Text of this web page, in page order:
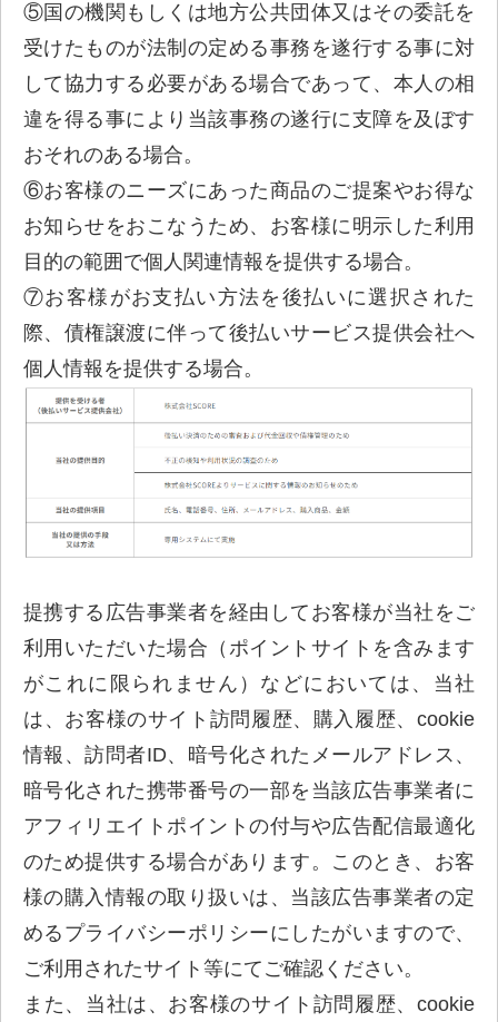
⑤国の機関もしくは地方公共団体又はその委託を
受けたものが法制の定める事務を遂行する事に対
して協力する必要がある場合であって、本人の相
違を得る事により当該事務の遂行に支障を及ぼす
おそれのある場合。
⑥お客様のニーズにあった商品のご提案やお得な
お知らせをおこなうため、お客様に明示した利用
目的の範囲で個人関連情報を提供する場合。
⑦お客様がお支払い方法を後払いに選択された
際、債権譲渡に伴って後払いサービス提供会社へ
個人情報を提供する場合。
提携する広告事業者を経由してお客様が当社をご
利用いただいた場合（ポイントサイトを含みます
がこれに限られません）などにおいては、当社
は、お客様のサイト訪問履歴、購入履歴、cookie
情報、訪問者ID、暗号化されたメールアドレス、
暗号化された携帯番号の一部を当該広告事業者に
アフィリエイトポイントの付与や広告配信最適化
のため提供する場合があります。このとき、お客
様の購入情報の取り扱いは、当該広告事業者の定
めるプライバシーポリシーにしたがいますので、
ご利用されたサイト等にてご確認ください。
また、当社は、お客様のサイト訪問履歴、cookie